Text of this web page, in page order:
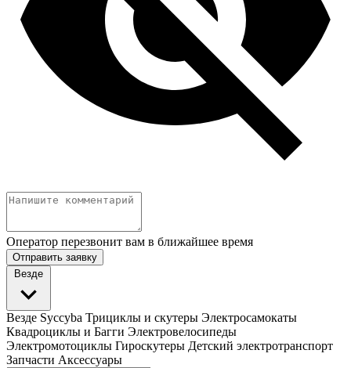
Оператор перезвонит вам в ближайшее время
Отправить заявку
Везде
Везде Syccyba Трициклы и скутеры Электросамокаты
Квадроциклы и Багги Электровелосипеды
Электромотоциклы Гироскутеры Детский электротранспорт
Запчасти Аксессуары